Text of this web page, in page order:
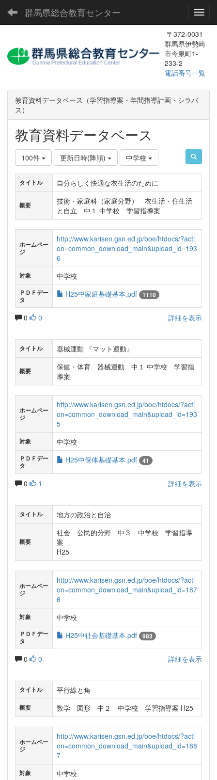
群馬県総合教育センター
〒372-0031
群馬県伊勢崎
市今泉町1-
233-2
電話番号一覧
教育資料データベース（学習指導案・年間指導計画・シラバ
ス）
教育資料データベース
100件 更新日時(降順) 中学校
タイトル 自分らしく快適な衣生活のために
概要
技術・家庭科（家庭分野） 衣生活・住生活
と自立 中１ 中学校 学習指導案
ホームペー
ジ
http://www.karisen.gsn.ed.jp/boe/htdocs/?acti
on=common_download_main&upload_id=193
6
対象 中学校
ＰＤＦデー
タ
H25中家庭基礎基本.pdf 1110
0 0 詳細を表示
タイトル 器械運動 『マット運動』
概要
保健・体育 器械運動 中１ 中学校 学習指
導案
ホームペー
ジ
http://www.karisen.gsn.ed.jp/boe/htdocs/?acti
on=common_download_main&upload_id=193
5
対象 中学校
ＰＤＦデー
タ
H25中保体基礎基本.pdf 41
0 1 詳細を表示
タイトル 地方の政治と自治
概要
社会 公民的分野 中３ 中学校 学習指導
案
H25
ホームペー
ジ
http://www.karisen.gsn.ed.jp/boe/htdocs/?acti
on=common_download_main&upload_id=187
6
対象 中学校
ＰＤＦデー
タ
H25中社会基礎基本.pdf 983
0 0 詳細を表示
タイトル 平行線と角
概要 数学 図形 中２ 中学校 学習指導案 H25
ホームペー
ジ
http://www.karisen.gsn.ed.jp/boe/htdocs/?acti
on=common_download_main&upload_id=188
7
対象 中学校